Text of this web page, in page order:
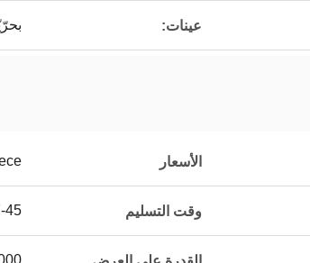
عينات:
الأسعار
وقت التسليم 7-45